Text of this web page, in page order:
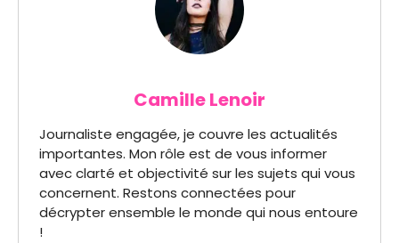
Camille Lenoir
Journaliste engagée, je couvre les actualités
importantes. Mon rôle est de vous informer
avec clarté et objectivité sur les sujets qui vous
concernent. Restons connectées pour
décrypter ensemble le monde qui nous entoure
!